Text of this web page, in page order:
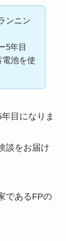
ンニン
5年目
電池を使
目 になりま
談をお届け
であるFPの